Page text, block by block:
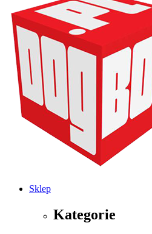
Sklep
Kategorie